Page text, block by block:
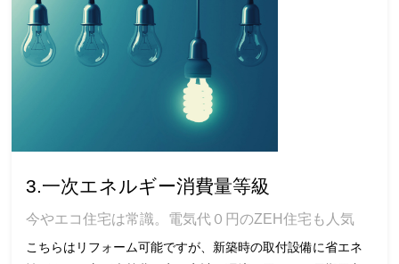
3.一次エネルギー消費量等級
今やエコ住宅は常識。電気代０円のZEH住宅も人気
こちらはリフォーム可能ですが、新築時の取付設備に省エネ